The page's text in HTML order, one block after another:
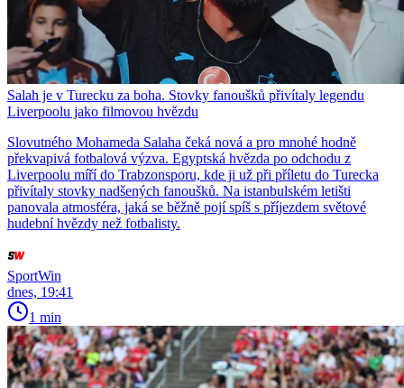
Salah je v Turecku za boha. Stovky fanoušků přivítaly legendu
Liverpoolu jako filmovou hvězdu
Slovutného Mohameda Salaha čeká nová a pro mnohé hodně
překvapivá fotbalová výzva. Egyptská hvězda po odchodu z
Liverpoolu míří do Trabzonsporu, kde ji už při příletu do Turecka
přivítaly stovky nadšených fanoušků. Na istanbulském letišti
panovala atmosféra, jaká se běžně pojí spíš s příjezdem světové
hudební hvězdy než fotbalisty.
SportWin
dnes, 19:41
1 min